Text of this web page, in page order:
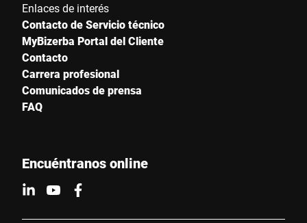
Enlaces de interés
Contacto de Servicio técnico
MyBizerba Portal del Cliente
Contacto
Carrera profesional
Comunicados de prensa
FAQ
Encuéntranos online